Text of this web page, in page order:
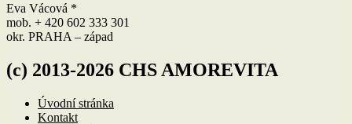
Eva Vácová *
mob. + 420 602 333 301
okr. PRAHA – západ
(c) 2013-2026 CHS AMOREVITA
Úvodní stránka
Kontakt